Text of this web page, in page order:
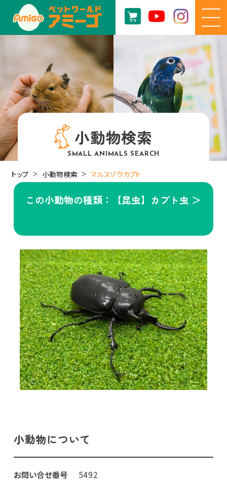
小動物検索
SMALL ANIMALS SEARCH
トップ 小動物検索 マルスゾウカブト
この小動物の種類：【昆虫】カブト虫 ＞
小動物について
お問い合せ番号
5492